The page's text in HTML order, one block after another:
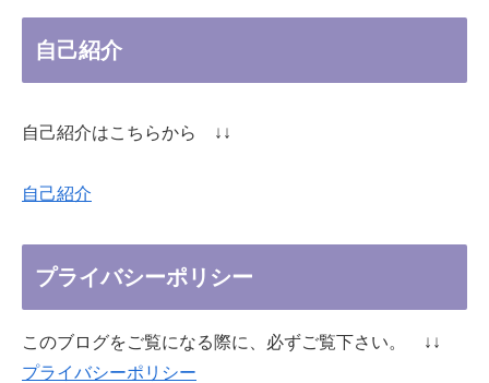
自己紹介
自己紹介はこちらから ↓↓
自己紹介
プライバシーポリシー
このブログをご覧になる際に、必ずご覧下さい。 ↓↓
プライバシーポリシー